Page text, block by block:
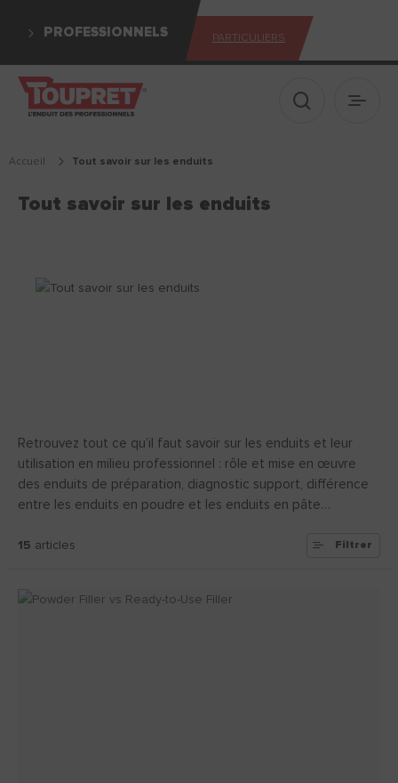
PROFESSIONNELS PARTICULIERS
Afficher le
Accueil tout savoir sur les enduits
Tout savoir sur les enduits
Retrouvez tout ce qu’il faut savoir sur les enduits et leur
utilisation en milieu professionnel : rôle et mise en œuvre
des enduits de préparation, diagnostic support, différence
entre les enduits en poudre et les enduits en pâte…
15 articles Filtrer